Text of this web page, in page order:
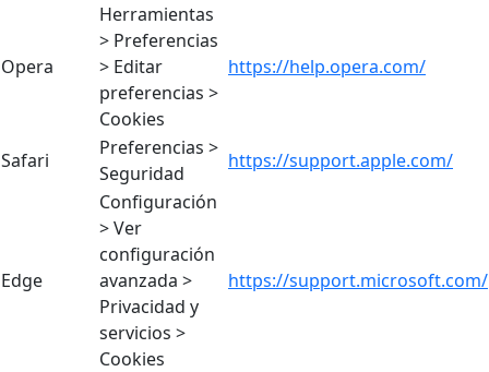
Opera
Herramientas
> Preferencias
> Editar
preferencias >
Cookies
https://help.opera.com/
Safari
Preferencias >
Seguridad
https://support.apple.com/
Edge
Configuración
> Ver
configuración
avanzada >
Privacidad y
servicios >
Cookies
https://support.microsoft.com/